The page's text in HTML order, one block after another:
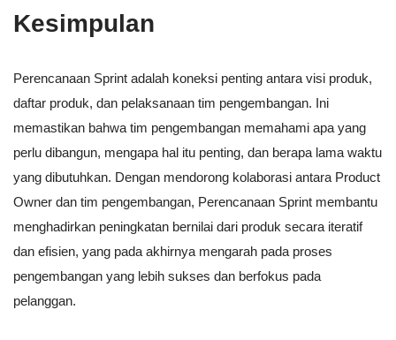
Kesimpulan
Perencanaan Sprint adalah koneksi penting antara visi produk,
daftar produk, dan pelaksanaan tim pengembangan. Ini
memastikan bahwa tim pengembangan memahami apa yang
perlu dibangun, mengapa hal itu penting, dan berapa lama waktu
yang dibutuhkan. Dengan mendorong kolaborasi antara Product
Owner dan tim pengembangan, Perencanaan Sprint membantu
menghadirkan peningkatan bernilai dari produk secara iteratif
dan efisien, yang pada akhirnya mengarah pada proses
pengembangan yang lebih sukses dan berfokus pada
pelanggan.